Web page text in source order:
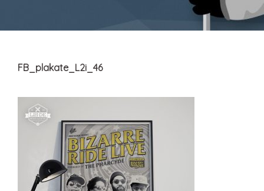
FB_plakate_L2i_46